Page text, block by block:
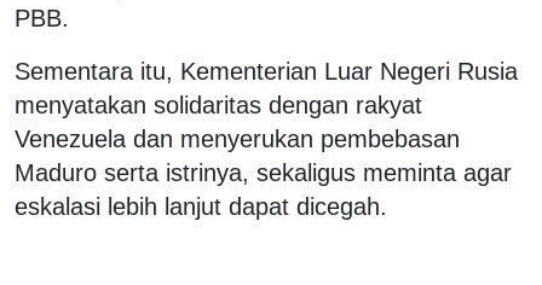
PBB.
Sementara itu, Kementerian Luar Negeri Rusia
menyatakan solidaritas dengan rakyat
Venezuela dan menyerukan pembebasan
Maduro serta istrinya, sekaligus meminta agar
eskalasi lebih lanjut dapat dicegah.